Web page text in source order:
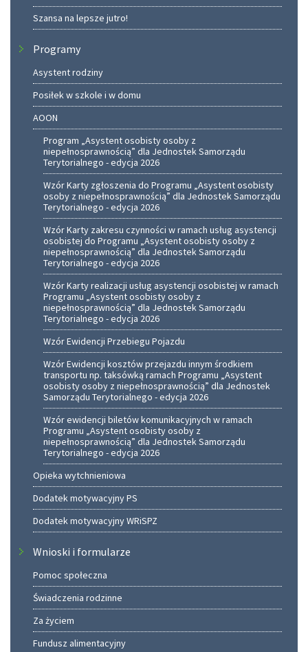
Szansa na lepsze jutro!
Programy
Asystent rodziny
Posiłek w szkole i w domu
AOON
Program „Asystent osobisty osoby z
niepełnosprawnością” dla Jednostek Samorządu
Terytorialnego - edycja 2026
Wzór Karty zgłoszenia do Programu „Asystent osobisty
osoby z niepełnosprawnością” dla Jednostek Samorządu
Terytorialnego - edycja 2026
Wzór Karty zakresu czynności w ramach usług asystencji
osobistej do Programu „Asystent osobisty osoby z
niepełnosprawnością” dla Jednostek Samorządu
Terytorialnego - edycja 2026
Wzór Karty realizacji usług asystencji osobistej w ramach
Programu „Asystent osobisty osoby z
niepełnosprawnością” dla Jednostek Samorządu
Terytorialnego - edycja 2026
Wzór Ewidencji Przebiegu Pojazdu
Wzór Ewidencji kosztów przejazdu innym środkiem
transportu np. taksówką ramach Programu „Asystent
osobisty osoby z niepełnosprawnością” dla Jednostek
Samorządu Terytorialnego - edycja 2026
Wzór ewidencji biletów komunikacyjnych w ramach
Programu „Asystent osobisty osoby z
niepełnosprawnością” dla Jednostek Samorządu
Terytorialnego - edycja 2026
Opieka wytchnieniowa
Dodatek motywacyjny PS
Dodatek motywacyjny WRiSPZ
Wnioski i formularze
Pomoc społeczna
Świadczenia rodzinne
Za życiem
Fundusz alimentacyjny